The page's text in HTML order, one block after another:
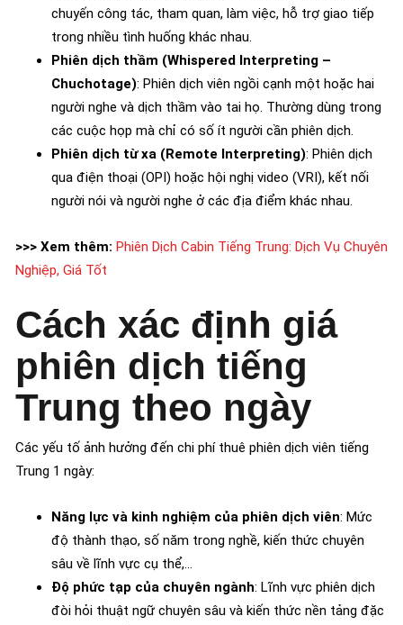
chuyến công tác, tham quan, làm việc, hỗ trợ giao tiếp
trong nhiều tình huống khác nhau.
Phiên dịch thầm (Whispered Interpreting –
Chuchotage): Phiên dịch viên ngồi cạnh một hoặc hai
người nghe và dịch thầm vào tai họ. Thường dùng trong
các cuộc họp mà chỉ có số ít người cần phiên dịch.
Phiên dịch từ xa (Remote Interpreting): Phiên dịch
qua điện thoại (OPI) hoặc hội nghị video (VRI), kết nối
người nói và người nghe ở các địa điểm khác nhau.
>>> Xem thêm: Phiên Dịch Cabin Tiếng Trung: Dịch Vụ Chuyên
Nghiệp, Giá Tốt
Cách xác định giá
phiên dịch tiếng
Trung theo ngày
Các yếu tố ảnh hưởng đến chi phí thuê phiên dịch viên tiếng
Trung 1 ngày:
Năng lực và kinh nghiệm của phiên dịch viên: Mức
độ thành thạo, số năm trong nghề, kiến thức chuyên
sâu về lĩnh vực cụ thể,…
Độ phức tạp của chuyên ngành: Lĩnh vực phiên dịch
đòi hỏi thuật ngữ chuyên sâu và kiến thức nền tảng đặc